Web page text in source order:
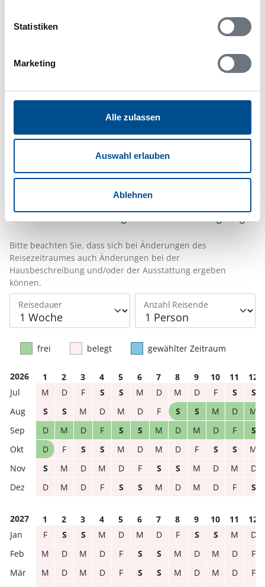
Statistiken
Marketing
Alle zulassen
Auswahl erlauben
Ablehnen
deaktivieren Sie bitte den Blocker für diese Seite
Hinweis:
Nachdem Sie Ihre Erlaubnis gegeben
haben, können Sie weiterhin selbst bestimmen,
Belegungskalender
Reisedauer auswählen
Anzahl Reisende auswählen
Reisedauer Anzahl Reisende
Bitte beachten Sie, dass sich bei Änderungen des
Reisezeitraumes auch Änderungen bei der
Hausbeschreibung und/oder der Ausstattung ergeben
können.
frei belegt gewählter Zeitraum
2026 1 2 3 4 5 6 7 8 9 10 11
12
M
D F S S M D M D F S
S
S
S M D M D F S S M D
M
D
M D F S S M D M D F
S
D
F S S M D M D F S S
M
S
M D M D F S S M D M
D
D
M D F S S M D M D F S
2027 1 2 3 4 5 6 7 8 9 10 11
12
F
S S M D M D F S S M
D
M
D M D F S S M D M D
F
M
D M D F S S M D M D
F